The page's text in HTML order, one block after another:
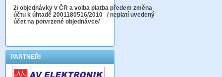
2/ objednávky v ČR a volba platba předem změna
účtu k úhtadě 2001180516/2010 / neplatí uvedený
účet na potvrzené objednávce/
PARTNEŘI